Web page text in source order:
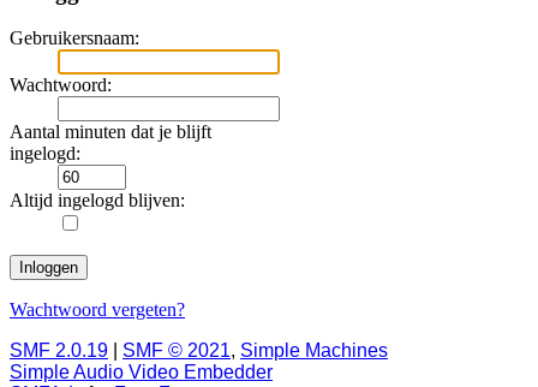
Gebruikersnaam:
Wachtwoord:
Aantal minuten dat je blijft
ingelogd:
Altijd ingelogd blijven:
Wachtwoord vergeten?
SMF 2.0.19
SMF © 2021, Simple Machines
Simple Audio Video Embedder